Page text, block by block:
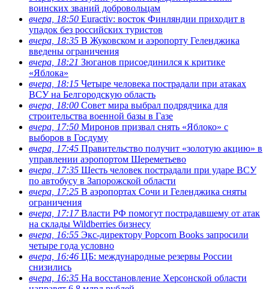
воинских званий добровольцам
вчера, 18:50 Euractiv: восток Финляндии приходит в
упадок без российских туристов
вчера, 18:35 В Жуковском и аэропорту Геленджика
введены ограничения
вчера, 18:21 Зюганов присоединился к критике
«Яблока»
вчера, 18:15 Четыре человека пострадали при атаках
ВСУ на Белгородскую область
вчера, 18:00 Совет мира выбрал подрядчика для
строительства военной базы в Газе
вчера, 17:50 Миронов призвал снять «Яблоко» с
выборов в Госдуму
вчера, 17:45 Правительство получит «золотую акцию» в
управлении аэропортом Шереметьево
вчера, 17:35 Шесть человек пострадали при ударе ВСУ
по автобусу в Запорожской области
вчера, 17:25 В аэропортах Сочи и Геленджика сняты
ограничения
вчера, 17:17Власти РФ помогут пострадавшему от атак
на склады Wildberries бизнесу
вчера, 16:55 Экс-директору Popcorn Books запросили
четыре года условно
вчера, 16:46 ЦБ: международные резервы России
снизились
вчера, 16:35 На восстановление Херсонской области